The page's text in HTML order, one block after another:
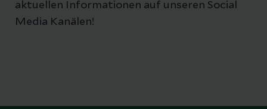
aktuellen Informationen auf unseren Social
Media Kanälen!